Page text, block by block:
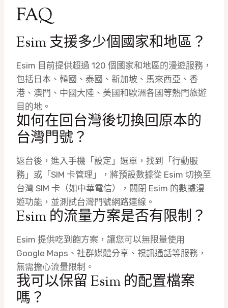
FAQ
Esim 支援多少個國家和地區？
Esim 目前提供超過 120 個國家和地區的漫遊服務，
包括日本、韓國、泰國、新加坡、馬來西亞、香
港、澳門、中國大陸、美國和歐洲各國等熱門旅遊
目的地。
如何在回台灣後切換回原本的
台灣門號？
返台後，進入手機「設定」選單，找到「行動服
務」或「SIM 卡管理」，將預設數據從 Esim 切換至
台灣 SIM 卡（如中華電信），關閉 Esim 的數據漫
遊功能，並測試台灣門號網路連線。
Esim 的流量方案是否有限制？
Esim 提供吃到飽方案，讓您可以無限量使用
Google Maps、社群媒體分享、視訊通話等服務，
無需擔心流量限制。
我可以保留 Esim 的配置檔案
嗎？